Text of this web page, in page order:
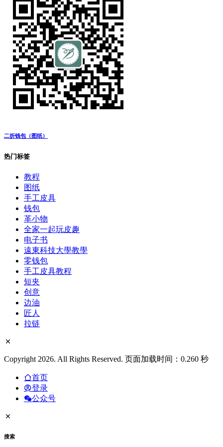
二折钱包（图纸）
热门标签
教程
图纸
手工皮具
钱包
革小物
全家一起玩皮趣
电子书
遠東科技大學教學
零钱包
手工皮具教程
短夹
创意
边油
匠人
拉链
Copyright 2026. All Rights Reserved. 页面加载时间：0.260 秒
首页
登录
公众号
搜索